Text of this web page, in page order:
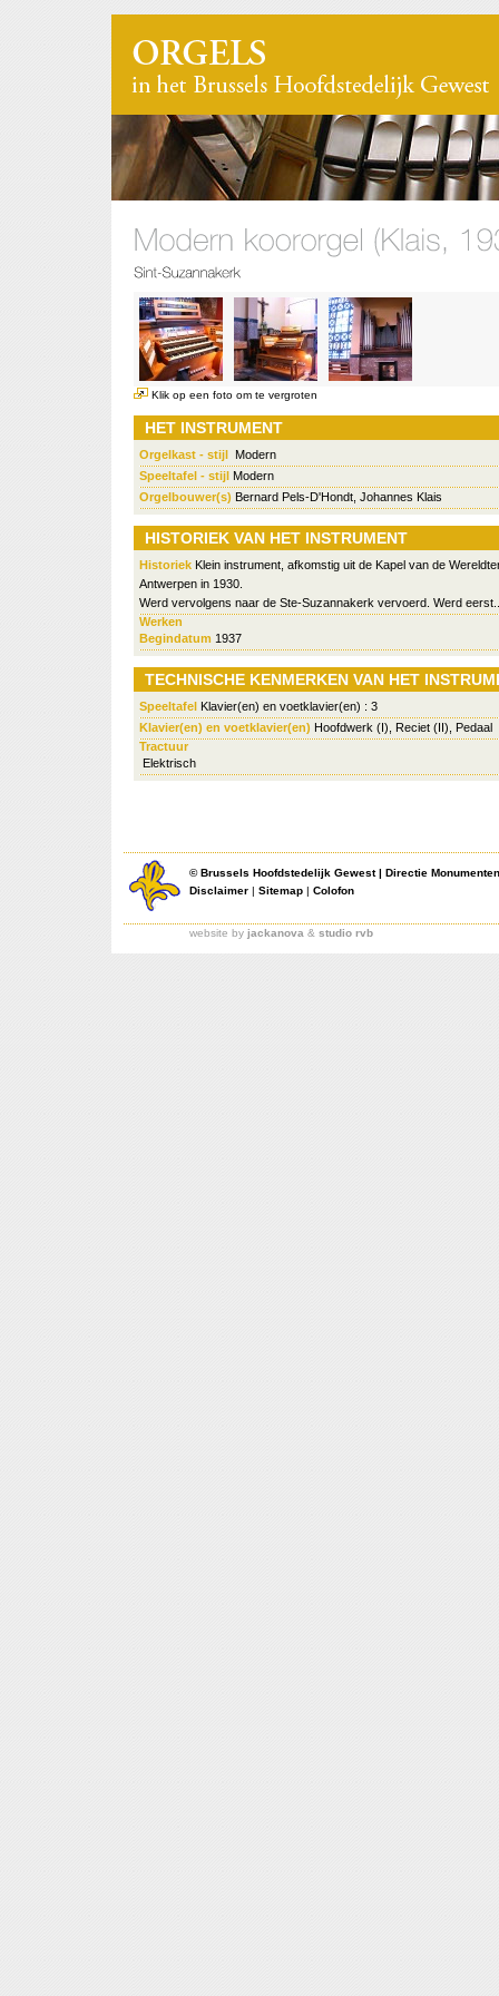
Klik op een foto om te vergroten
HET INSTRUMENT
Orgelkast - stijl Modern
Speeltafel - stijl Modern
Orgelbouwer(s) Bernard Pels-D'Hondt, Johannes Klais
HISTORIEK VAN HET INSTRUMENT
Historiek Klein instrument, afkomstig uit de Kapel van de
Antwerpen in 1930.
Werd vervolgens naar de Ste-Suzannakerk vervoerd. Werd
Werken
Begindatum 1937
TECHNISCHE KENMERKEN VAN HET
Speeltafel Klavier(en) en voetklavier(en) : 3
Klavier(en) en voetklavier(en) Hoofdwerk (I), Reciet (II), Pedaal
Tractuur
Elektrisch
©Brussels Hoofdstedelijk Gewest| Directie
Disclaimer | Sitemap | Colofon
website by jackanova & studio rvb